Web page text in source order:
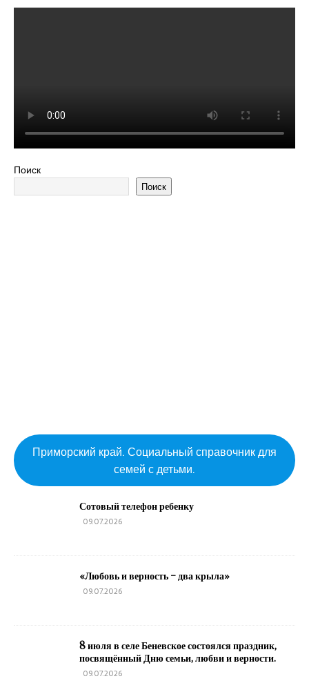
Поиск
Поиск
Приморский край. Социальный справочник для
семей с детьми.
Сотовый телефон ребенку
09.07.2026
«Любовь и верность – два крыла»
09.07.2026
8 июля в селе Беневское состоялся праздник,
посвящённый Дню семьи, любви и верности.
09.07.2026